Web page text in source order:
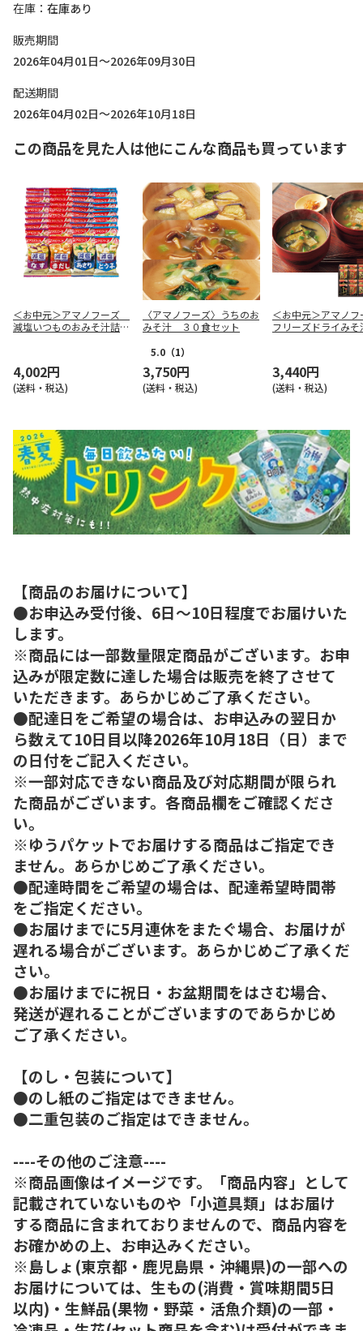
在庫
在庫あり
販売期間
2026年04月01日～2026年09月30日
配送期間
2026年04月02日～2026年10月18日
この商品を見た人は他にこんな商品も買っています
＜お中元＞アマノフーズ
減塩いつものおみそ汁詰合
4,002円
(送料・税込)
〈アマノフーズ〉うちのお
みそ汁 ３０食セット
5.0 （1）
3,750円
(送料・税込)
＜お中元＞アマノ
フリーズドライみそ
3,440円
(送料・税込)
【商品のお届けについて】
●お申込み受付後、6日～10日程度でお届けいた
します。
※商品には一部数量限定商品がございます。お申
込みが限定数に達した場合は販売を終了させて
いただきます。あらかじめご了承ください。
●配達日をご希望の場合は、お申込みの翌日か
ら数えて10日目以降2026年10月18日（日）まで
の日付をご記入ください。
※一部対応できない商品及び対応期間が限られ
た商品がございます。各商品欄をご確認くださ
い。
※ゆうパケットでお届けする商品はご指定でき
ません。あらかじめご了承ください。
●配達時間をご希望の場合は、配達希望時間帯
をご指定ください。
●お届けまでに5月連休をまたぐ場合、お届けが
遅れる場合がございます。あらかじめご了承くだ
さい。
●お届けまでに祝日・お盆期間をはさむ場合、
発送が遅れることがございますのであらかじめ
ご了承ください。
【のし・包装について】
●のし紙のご指定はできません。
●二重包装のご指定はできません。
----その他のご注意----
※商品画像はイメージです。「商品内容」として
記載されていないものや「小道具類」はお届け
する商品に含まれておりませんので、商品内容を
お確かめの上、お申込みください。
※島しょ(東京都・鹿児島県・沖縄県)の一部への
お届けについては、生もの(消費・賞味期間5日
以内)・生鮮品(果物・野菜・活魚介類)の一部・